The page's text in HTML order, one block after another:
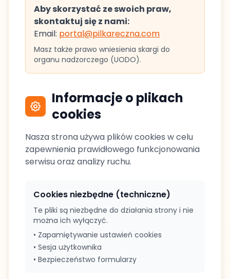
Aby skorzystać ze swoich praw,
skontaktuj się z nami:
Email: portal@pilkareczna.com
Masz także prawo wniesienia skargi do
organu nadzorczego (UODO).
Informacje o plikach
cookies
Nasza strona używa plików cookies w celu
zapewnienia prawidłowego funkcjonowania
serwisu oraz analizy ruchu.
Cookies niezbędne (techniczne)
Te pliki są niezbędne do działania strony i nie
można ich wyłączyć.
• Zapamiętywanie ustawień cookies
• Sesja użytkownika
• Bezpieczeństwo formularzy